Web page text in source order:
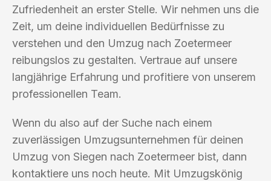
Zufriedenheit an erster Stelle. Wir nehmen uns die
Zeit, um deine individuellen Bedürfnisse zu
verstehen und den Umzug nach Zoetermeer
reibungslos zu gestalten. Vertraue auf unsere
langjährige Erfahrung und profitiere von unserem
professionellen Team.
Wenn du also auf der Suche nach einem
zuverlässigen Umzugsunternehmen für deinen
Umzug von Siegen nach Zoetermeer bist, dann
kontaktiere uns noch heute. Mit Umzugskönig